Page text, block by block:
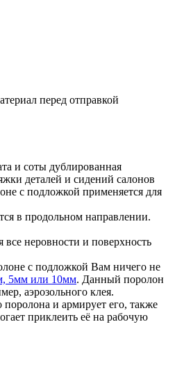
перед отправкой
и соты дублированная
деталей и сидений салонов
с подложкой применяется для
в продольном направлении.
неровности и поверхность
с подложкой Вам ничего не
5мм или 10мм. Данный поролон
аэрозольного клея.
и армирует его, также
приклеить её на рабочую